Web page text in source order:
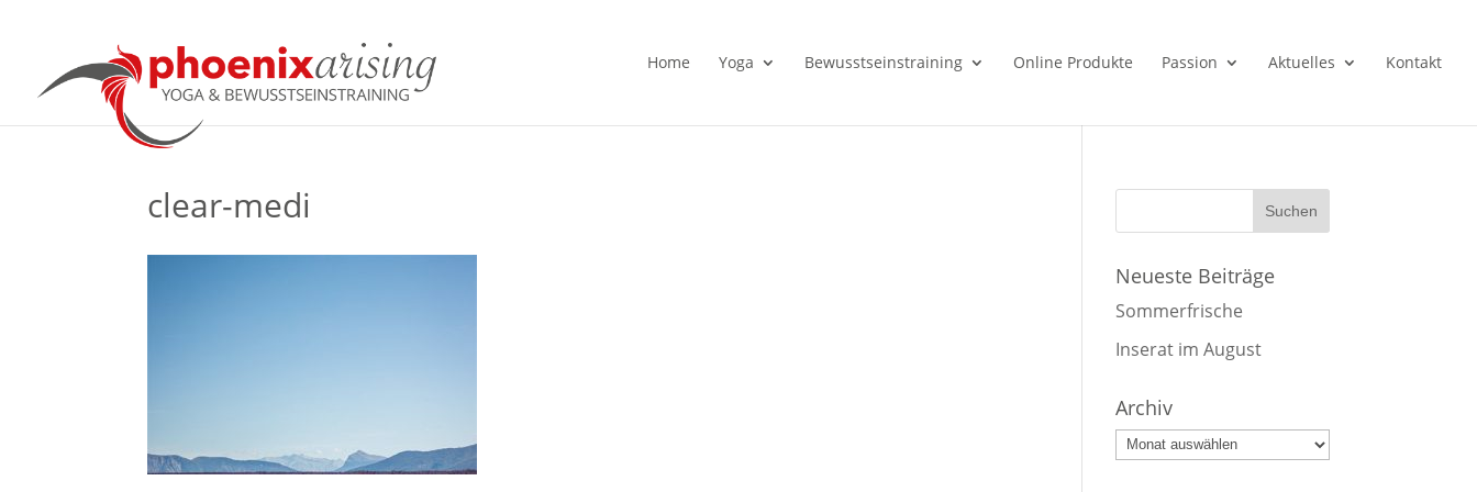
Home Yoga Bewusstseinstraining Online Produkte Passion Aktuelles Kontakt
clear-medi
Neueste Beiträge
Sommerfrische
Inserat im August
Archiv
Archiv